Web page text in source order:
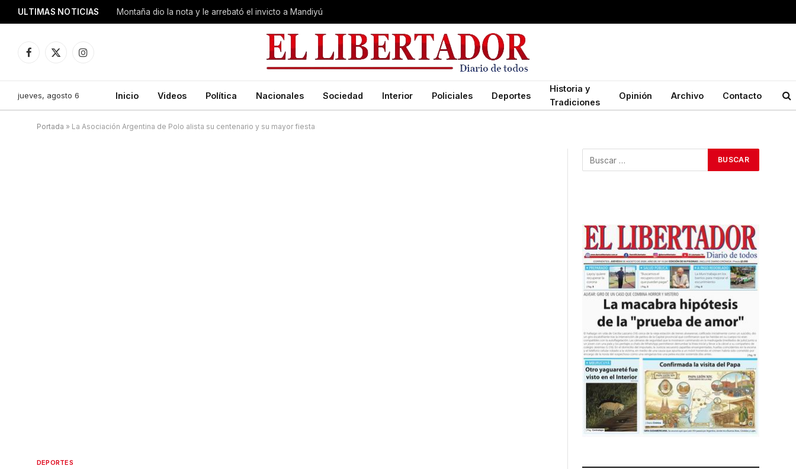
ULTIMAS NOTICIAS Montaña dio la nota y le arrebató el invicto a Mandiyú
Facebook
X
Instagram
jueves, agosto 6 Inicio Videos Política Nacionales Sociedad Interior Policiales Deportes
Historia y
Tradiciones
Opinión Archivo Contacto
Portada » La Asociación Argentina de Polo alista su centenario y su mayor fiesta
DEPORTES